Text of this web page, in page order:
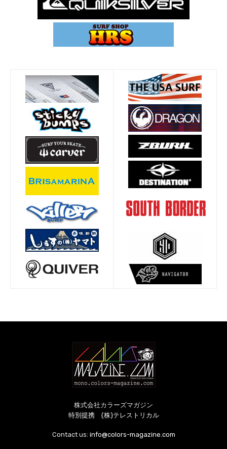
株式会社カラーズマガジン
特別提携 (株)テレストリカル
Contact us: info@colors-magazine.com